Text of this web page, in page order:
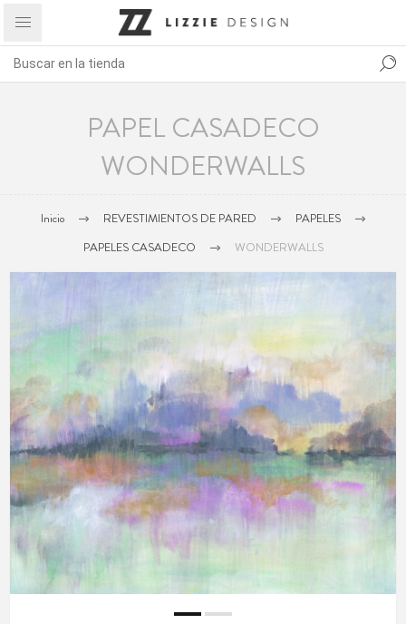
PAPEL CASADECO
WONDERWALLS
Inicio REVESTIMIENTOS DE PARED
PAPELES
PAPELES CASADECO
WONDERWALLS